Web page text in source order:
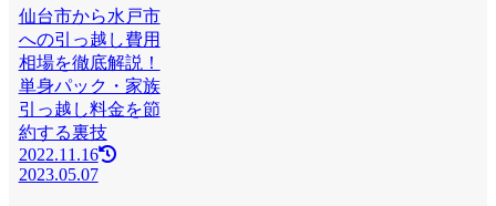
仙台市から水戸市
への引っ越し費用
相場を徹底解説！
単身パック・家族
引っ越し料金を節
約する裏技
2022.11.16
2023.05.07